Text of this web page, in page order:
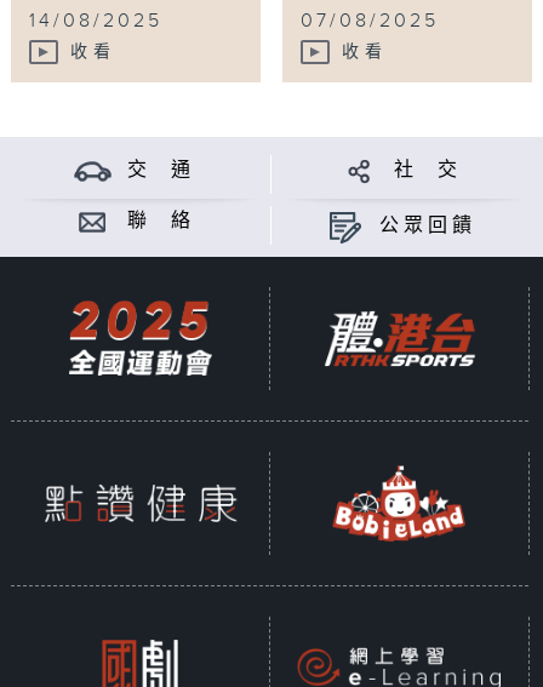
14/08/2025
收看
07/08/2025
收看
交 通 社 交
聯 絡 公眾回饋